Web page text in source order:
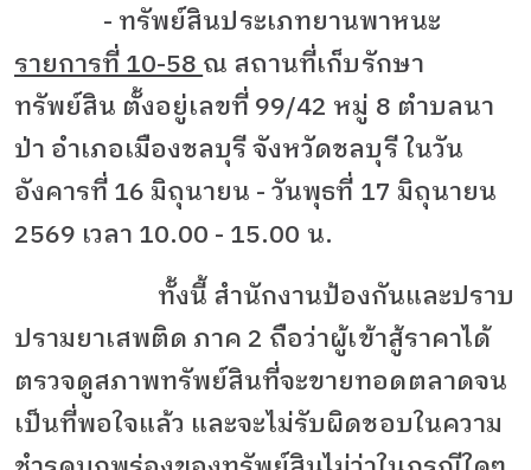
- ทรัพย์สินประเภทยานพาหนะ
รายการที่ 10-58ณ สถานที่เก็บรักษา
ทรัพย์สิน ตั้งอยู่เลขที่ 99/42 หมู่ 8 ตำบลนา
ป่า อำเภอเมืองชลบุรี จังหวัดชลบุรี ในวัน
อังคารที่ 16 มิถุนายน - วันพุธที่ 17 มิถุนายน
2569 เวลา 10.00 - 15.00 น.
ทั้งนี้ สำนักงานป้องกันและปราบ
ปรามยาเสพติด ภาค 2 ถือว่าผู้เข้าสู้ราคาได้
ตรวจดูสภาพทรัพย์สินที่จะขายทอดตลาดจน
เป็นที่พอใจแล้ว และจะไม่รับผิดชอบในความ